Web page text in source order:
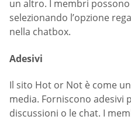
un altro. I membri
selezionando l’opzione
nella chatbox.
Adesivi
Il sito Hot or Not è come
media. Forniscono adesivi
discussioni o le chat. I